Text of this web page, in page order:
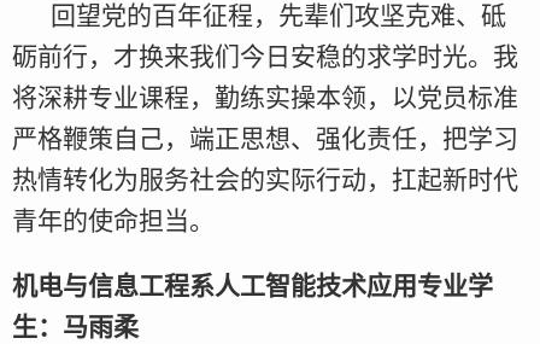
回望党的百年征程，先辈们攻坚克难、砥
砺前行，才换来我们今日安稳的求学时光。我
将深耕专业课程，勤练实操本领，以党员标准
严格鞭策自己，端正思想、强化责任，把学习
热情转化为服务社会的实际行动，扛起新时代
青年的使命担当。
机电与信息工程系人工智能技术应用专业学
生：马雨柔